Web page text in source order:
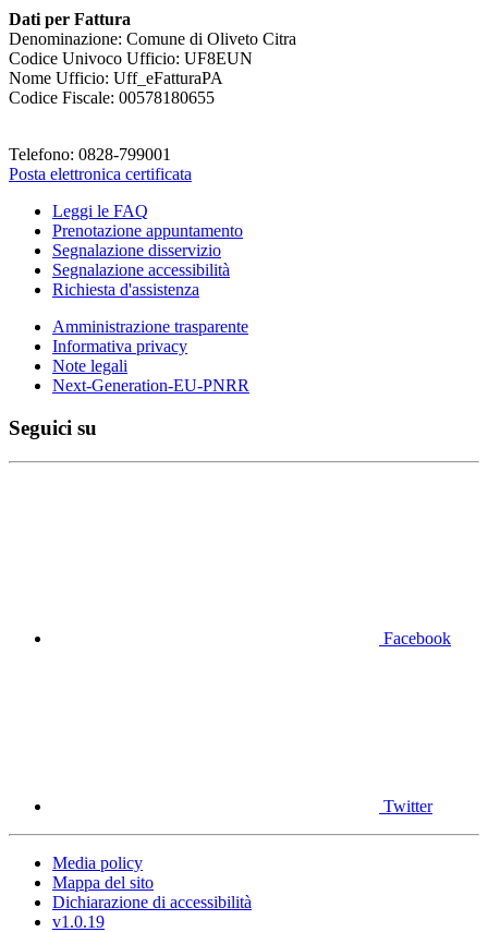
Dati per Fattura
Denominazione: Comune di Oliveto Citra
Codice Univoco Ufficio: UF8EUN
Nome Ufficio: Uff_eFatturaPA
Codice Fiscale: 00578180655
Telefono: 0828-799001
Posta elettronica certificata
Leggi le FAQ
Prenotazione appuntamento
Segnalazione disservizio
Segnalazione accessibilità
Richiesta d'assistenza
Amministrazione trasparente
Informativa privacy
Note legali
Next-Generation-EU-PNRR
Seguici su
Facebook
Twitter
Media policy
Mappa del sito
Dichiarazione di accessibilità
v1.0.19